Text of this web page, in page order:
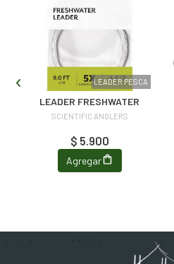
LEADER PESCA
LEADER FRESHWATER
SCIENTIFIC ANGLERS
$ 5.900
Agregar